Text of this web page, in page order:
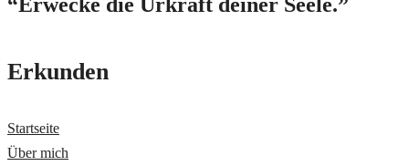
“Erwecke die Urkraft deiner Seele.”
Erkunden
Startseite
Über mich